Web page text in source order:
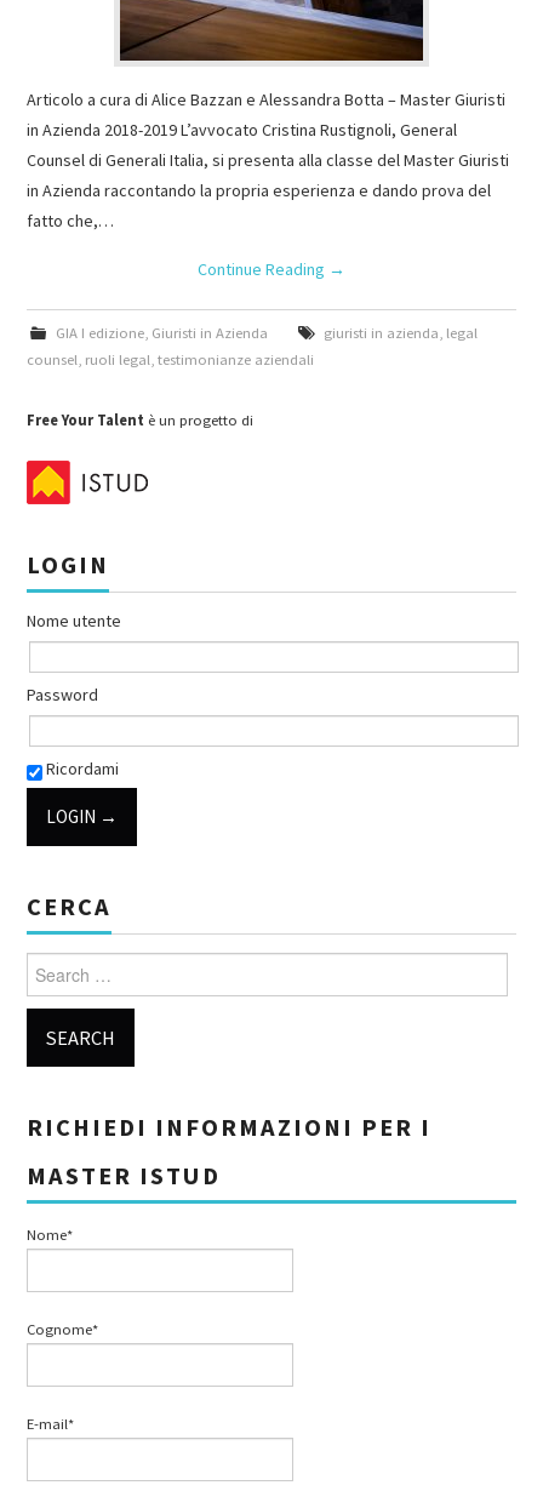
Articolo a cura di Alice Bazzan e Alessandra Botta – Master Giuristi
in Azienda 2018-2019 L’avvocato Cristina Rustignoli, General
Counsel di Generali Italia, si presenta alla classe del Master Giuristi
in Azienda raccontando la propria esperienza e dando prova del
fatto che,…
Continue Reading →
GIA I edizione, Giuristi in Azienda giuristi in azienda legal
counsel ruoli legal ,testimonianze aziendali
Free Your Talent è un progetto di
LOGIN
Nome utente
Password
Ricordami
CERCA
Search for:
RICHIEDI INFORMAZIONI PER I
MASTER ISTUD
Nome*
Cognome*
E-mail*